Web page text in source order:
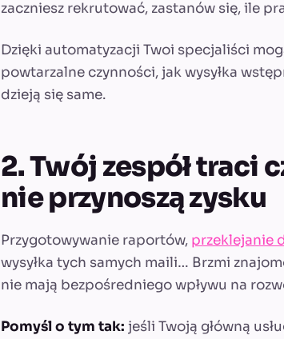
zaczniesz rekrutować, zastanów się, ile
Dzięki automatyzacji Twoi specjaliści
powtarzalne czynności, jak wysyłka
dzieją się same.
2. Twój zespół traci
nie przynoszą zysku
Przygotowywanie raportów, przeklejanie
wysyłka tych samych maili… Brzmi
nie mają bezpośredniego wpływu na
Pomyśl o tym tak: jeśli Twoją główną